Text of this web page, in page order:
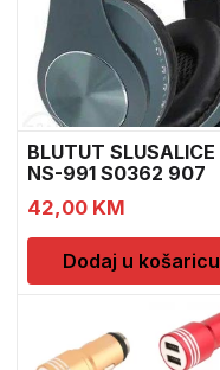
BLUTUT SLUSALICE
NS-991 S0362 907
42,00 KM
Dodaj u košaricu